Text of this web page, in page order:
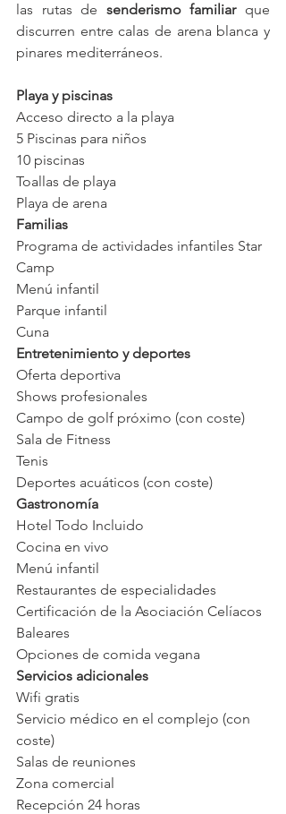
las rutas de senderismo familiar que
discurren entre calas de arena blanca y
pinares mediterráneos.
Playa y piscinas
Acceso directo a la playa
5 Piscinas para niños
10 piscinas
Toallas de playa
Playa de arena
Familias
Programa de actividades infantiles Star
Camp
Menú infantil
Parque infantil
Cuna
Entretenimiento y deportes
Oferta deportiva
Shows profesionales
Campo de golf próximo (con coste)
Sala de Fitness
Tenis
Deportes acuáticos (con coste)
Gastronomía
Hotel Todo Incluido
Cocina en vivo
Menú infantil
Restaurantes de especialidades
Certificación de la Asociación Celíacos
Baleares
Opciones de comida vegana
Servicios adicionales
Wifi gratis
Servicio médico en el complejo (con
coste)
Salas de reuniones
Zona comercial
Recepción 24 horas